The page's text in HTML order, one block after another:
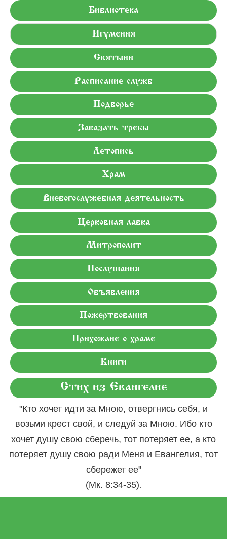
Библиотека
Игумения
Святыни
Расписание служб
Подворье
Заказать требы
Летопись
Храм
Внебогослужебная деятельность
Церковная лавка
Митрополит
Послушания
Объявления
Пожертвования
Прихожане о храме
Книги
Стих из Евангелие
"Кто хочет идти за Мною, отвергнись себя, и
возьми крест свой, и следуй за Мною. Ибо кто
хочет душу свою сберечь, тот потеряет ее, а кто
потеряет душу свою ради Меня и Евангелия, тот
сбережет ее"
(Мк. 8:34-35).